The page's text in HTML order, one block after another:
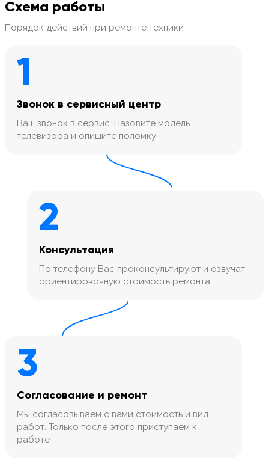
Схема работы
Порядок действий при ремонте техники
1
Звонок в сервисный центр
Ваш звонок в сервис. Назовите модель
телевизора и опишите поломку
2
Консультация
По телефону Вас проконсультируют и озвучат
ориентировочную стоимость ремонта
3
Согласование и ремонт
Мы согласовываем с вами стоимость и вид
работ. Только после этого приступаем к
работе